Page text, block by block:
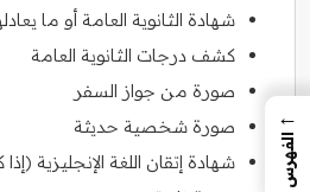
شهادة الثانوية العامة أو ما
كشف درجات الثانوية العامة
صورة من جواز السفر
صورة شخصية حديثة
شهادة إتقان اللغة الإنجليزية
←
الفهرس